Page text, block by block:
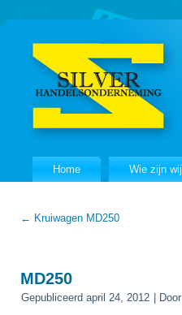
Home Wie zijn wij
← Kruiwagen MD250
MD250
Gepubliceerd april 24, 2012 Door